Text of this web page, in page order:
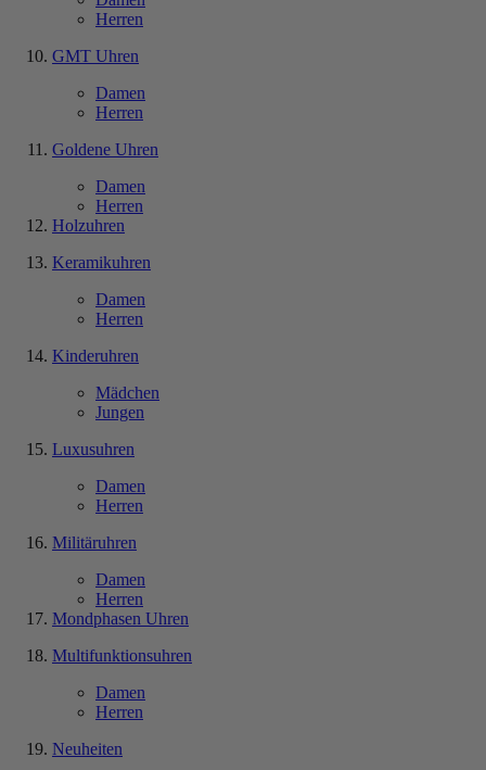
Herren
GMT Uhren
Damen
Herren
Goldene Uhren
Damen
Herren
Holzuhren
Keramikuhren
Damen
Herren
Kinderuhren
Mädchen
Jungen
Luxusuhren
Damen
Herren
Militäruhren
Damen
Herren
Mondphasen Uhren
Multifunktionsuhren
Damen
Herren
Neuheiten